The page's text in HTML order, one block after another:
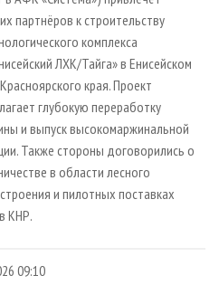
партнёров к строительству
комплекса
ЛХК/Тайга» в Енисейском
края. Проект
глубокую переработку
и выпуск высокомаржинальной
Также стороны договорились о
в области лесного
и пилотных поставках
КНР.
09:10